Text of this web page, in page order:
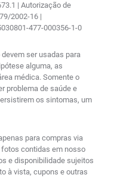
| Autorização de
2002-16 |
477-000356-1-0
ser usadas para
alguma, as
médica. Somente o
problema de saúde e
os sintomas, um
para compras via
fotos contidas em nosso
e disponibilidade sujeitos
à vista, cupons e outras